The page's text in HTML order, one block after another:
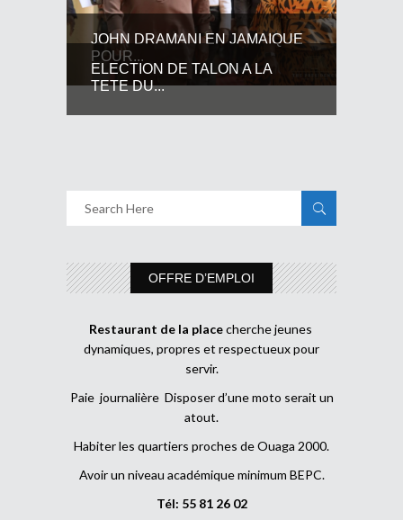
JOHN DRAMANI EN JAMAIQUE
POUR...
ELECTION DE TALON A LA
TETE DU...
OFFRE D’EMPLOI
Restaurant de la placecherche jeunes
dynamiques, propres et respectueux pour
servir.
Paie journalière Disposer d’une moto serait un
atout.
Habiter les quartiers proches de Ouaga 2000.
Avoir un niveau académique minimum BEPC.
Tél: 55 81 26 02